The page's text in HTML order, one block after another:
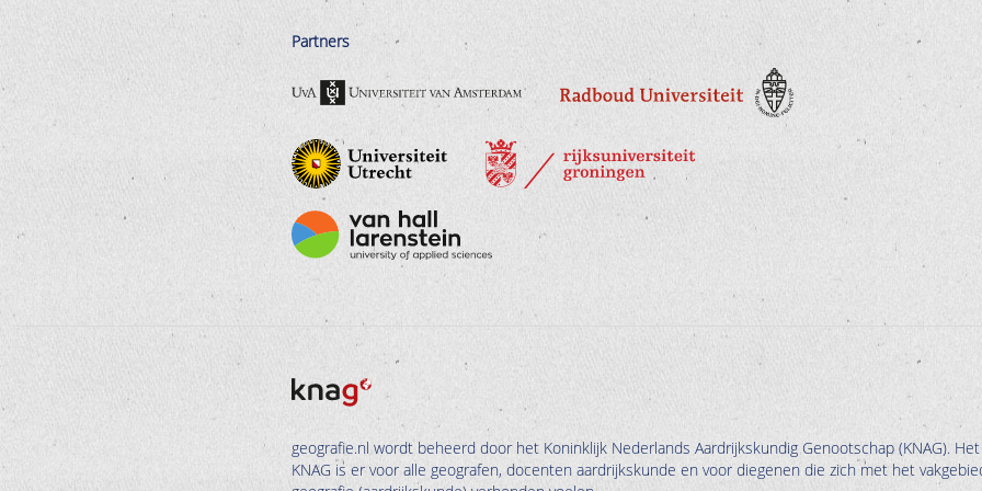
Partners
geografie.nl wordt beheerd door het Koninklijk Nederlands Aardrijkskundig Genootschap (KNAG). Het
KNAG is er voor alle geografen, docenten aardrijkskunde en voor diegenen die zich met het